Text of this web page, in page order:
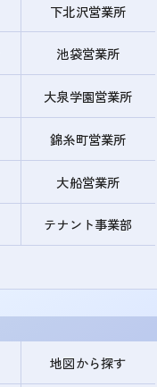
下北沢営業所
池袋営業所
大泉学園営業所
錦糸町営業所
大船営業所
テナント事業部
地図から探す